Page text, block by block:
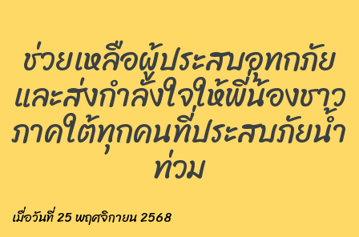
ช่วยเหลือผู้ประสบอุทกภัย
และส่งกำลังใจให้พี่น้องชาว
ภาคใต้ทุกคนที่ประสบภัยน้ำ
ท่วม
เมื่อวันที่ 25 พฤศจิกายน 2568